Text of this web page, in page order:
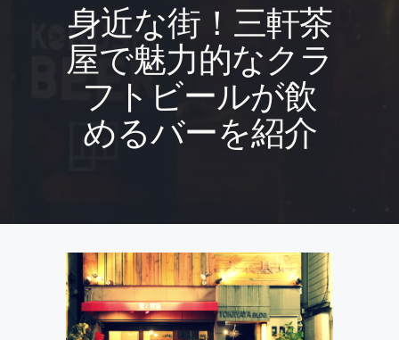
身近な街！三軒茶
屋で魅力的なクラ
フトビールが飲
めるバーを紹介
通販
スタッフ募集
問い合わせ